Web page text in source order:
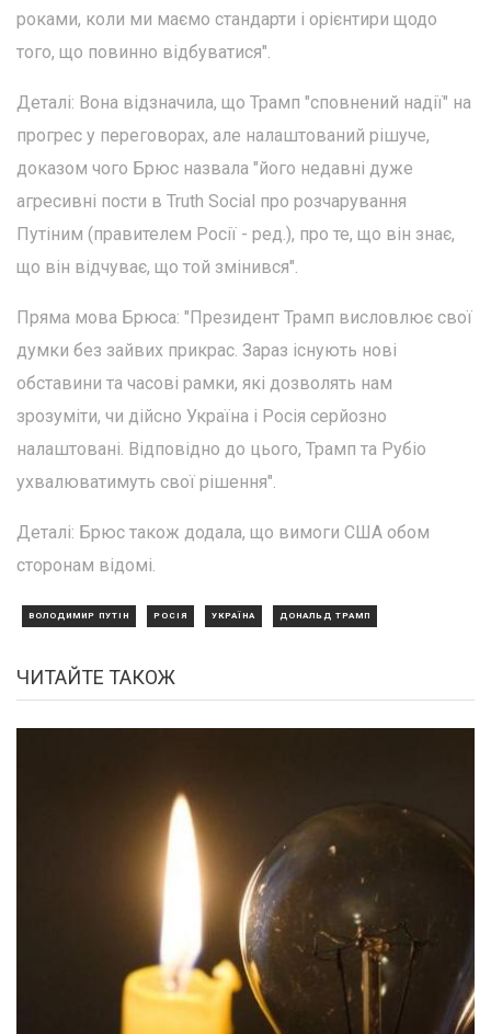
роками, коли ми маємо стандарти і орієнтири щодо
того, що повинно відбуватися".
Деталі: Вона відзначила, що Трамп "сповнений надії" на
прогрес у переговорах, але налаштований рішуче,
доказом чого Брюс назвала "його недавні дуже
агресивні пости в Truth Social про розчарування
Путіним (правителем Росії - ред.), про те, що він знає,
що він відчуває, що той змінився".
Пряма мова Брюса: "Президент Трамп висловлює свої
думки без зайвих прикрас. Зараз існують нові
обставини та часові рамки, які дозволять нам
зрозуміти, чи дійсно Україна і Росія серйозно
налаштовані. Відповідно до цього, Трамп та Рубіо
ухвалюватимуть свої рішення".
Деталі: Брюс також додала, що вимоги США обом
сторонам відомі.
ВОЛОДИМИР ПУТІН РОСІЯ УКРАЇНА ДОНАЛЬД ТРАМП
ЧИТАЙТЕ ТАКОЖ